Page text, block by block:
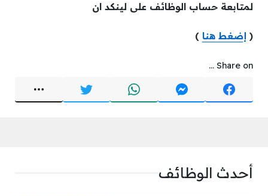
لمتابعة حساب الوظائف على لينكد ان
( إضغط هنا )
Share on ...
أحدث الوظائف